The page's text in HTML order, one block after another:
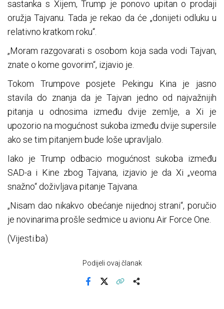
sastanka s Xijem, Trump je ponovo upitan o prodaji
oružja Tajvanu. Tada je rekao da će „donijeti odluku u
relativno kratkom roku“.
„Moram razgovarati s osobom koja sada vodi Tajvan,
znate o kome govorim“, izjavio je.
Tokom Trumpove posjete Pekingu Kina je jasno
stavila do znanja da je Tajvan jedno od najvažnijih
pitanja u odnosima između dvije zemlje, a Xi je
upozorio na mogućnost sukoba između dvije supersile
ako se tim pitanjem bude loše upravljalo.
Iako je Trump odbacio mogućnost sukoba između
SAD-a i Kine zbog Tajvana, izjavio je da Xi „veoma
snažno“ doživljava pitanje Tajvana.
„Nisam dao nikakvo obećanje nijednoj strani“, poručio
je novinarima prošle sedmice u avionu Air Force One.
(Vijesti.ba)
Podijeli ovaj članak